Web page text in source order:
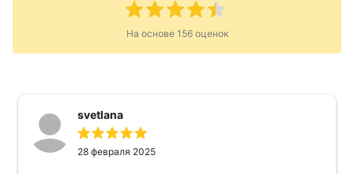
На основе 156оценок
svetlana
28 февраля 2025